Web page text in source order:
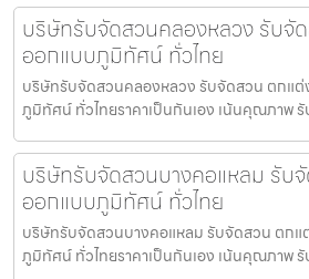
บริษัทรับจัดสวนคลองหลวง รับจั
ออกแบบภูมิทัศน์ ทั่วไทย
บริษัทรับจัดสวนคลองหลวง รับจัดสวน ตกแ
ภูมิทัศน์ ทั่วไทยราคาเป็นกันเอง เน้นคุณภาพ
บริษัทรับจัดสวนบางคอแหลม รับ
ออกแบบภูมิทัศน์ ทั่วไทย
บริษัทรับจัดสวนบางคอแหลม รับจัดสวน ตก
ภูมิทัศน์ ทั่วไทยราคาเป็นกันเอง เน้นคุณภาพ